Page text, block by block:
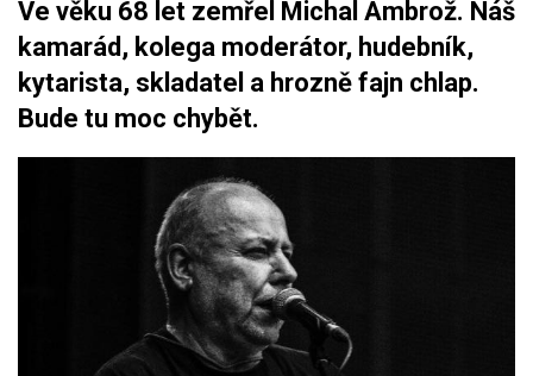
Ve věku 68 let zemřel Michal Ambrož. Náš
kamarád, kolega moderátor, hudebník,
kytarista, skladatel a hrozně fajn chlap.
Bude tu moc chybět.